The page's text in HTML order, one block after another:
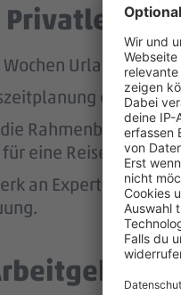
Privatleben
Urlaub pro
erfolgt in
für eine Reise oder
an Expert:innen
–